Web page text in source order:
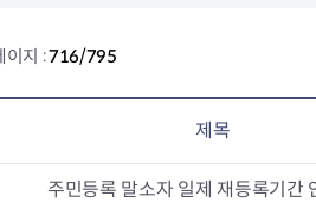
조직운영 핵심지표
이지 :716/795
제목
주민등록 말소자 일제 재등록기간